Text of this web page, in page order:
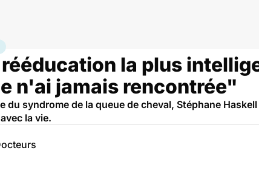
de cheval
la plus
n'ai jamais rencontrée"
du syndrome de la queue de cheval, Stéphane
la vie.